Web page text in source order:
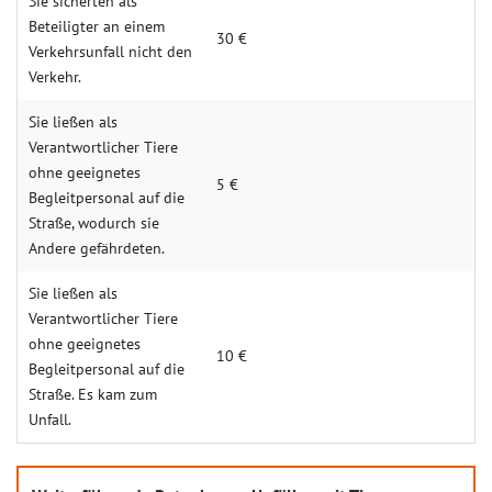
Beteiligter an einem
Verkehrsunfall nicht den
Verkehr.
30 €
Sie ließen als
Verantwortlicher Tiere
ohne geeignetes
Begleitpersonal auf die
Straße, wodurch sie
Andere gefährdeten.
5 €
Sie ließen als
Verantwortlicher Tiere
ohne geeignetes
Begleitpersonal auf die
Straße. Es kam zum
Unfall.
10 €